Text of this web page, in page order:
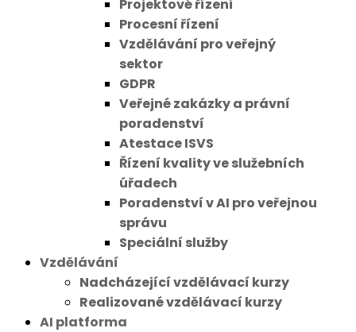
Projektové řízení
Procesní řízení
Vzdělávání pro veřejný
sektor
GDPR
Veřejné zakázky a právní
poradenství
Atestace ISVS
Řízení kvality ve služebních
úřadech
Poradenství v AI pro veřejnou
správu
Speciální služby
Vzdělávání
Nadcházející vzdělávací kurzy
Realizované vzdělávací kurzy
AI platforma